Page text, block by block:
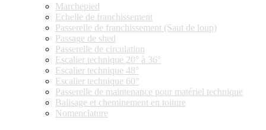
Marchepied
Echelle de franchissement
Passerelle de franchissement (Saut de loup)
Passage de shed
Passerelle de circulation
Escalier technique 20° à 36°
Escalier technique 48°
Escalier technique 60°
Passerelle de maintenance pour matériel technique
Balisage et cheminement en toiture
Nomenclature